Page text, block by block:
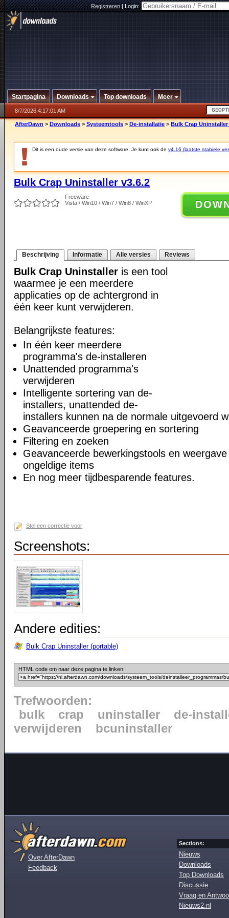
Registreren|Login:
Startpagina Downloads Top downloads Meer
8/7/2026 4:17:01 AM
AfterDawn > Downloads > Systeemtools > De-installatie > Bulk Crap Uninstaller
Dit is een oude versie van deze software. Je kunt ook de v4.16 (laatste stabiele
Bulk Crap Uninstaller v3.6.2
Freeware
Vista / Win10 / Win7 / Win8 / WinXP
Beschrijving Informatie Alle versies Reviews
Bulk Crap Uninstaller is een tool
waarmee je een meerdere
applicaties op de achtergrond in
één keer kunt verwijderen.
Belangrijkste features:
In één keer meerdere
programma's de-installeren
Unattended programma's
verwijderen
Intelligente sortering van de-
installers, unattended de-
installers kunnen na de normale uitgevoerd
Geavanceerde groepering en sortering
Filtering en zoeken
Geavanceerde bewerkingstools en
ongeldige items
En nog meer tijdbesparende features.
Stel een correctie voor
Screenshots:
Andere edities:
Bulk Crap Uninstaller (portable)
HTML code om naar deze pagina te linken:
Trefwoorden:
bulk
crap uninstaller
de-
verwijderen
bcuninstaller
Over AfterDawn
Feedback
Sections:
Nieuws
Downloads
Top Downloads
Discussie
Vraag en
Nieuws2.nl